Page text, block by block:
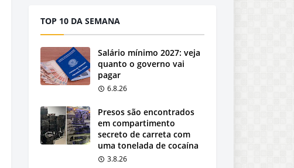
TOP 10 DA SEMANA
Salário mínimo 2027: veja
quanto o governo vai
pagar
6.8.26
Presos são encontrados
em compartimento
secreto de carreta com
uma tonelada de cocaína
3.8.26